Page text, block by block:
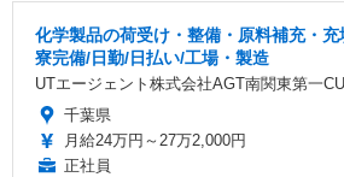
化学製品の荷受け・整備・原料補充・
寮完備/日勤/日払い/工場・製造
UTエージェント株式会社AGT南関東第一CU
千葉県
月給24万円～27万2,000円
正社員